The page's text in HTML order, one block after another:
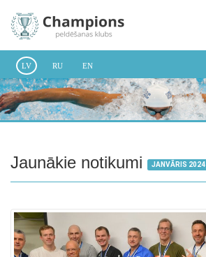
LV RU EN
Jaunākie notikumi JANVĀRIS 2024